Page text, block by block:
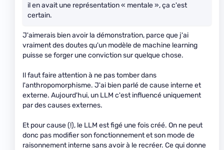
il en avait une représentation « mentale », ça c'est
certain.
J'aimerais bien avoir la démonstration, parce que j'ai
vraiment des doutes qu'un modèle de machine learning
puisse se forger une conviction sur quelque chose.
Il faut faire attention à ne pas tomber dans
l'anthropomorphisme. J'ai bien parlé de cause interne et
externe. Aujourd'hui, un LLM c'est influencé uniquement
par des causes externes.
Et pour cause (!), le LLM est figé une fois créé. On ne peut
donc pas modifier son fonctionnement et son mode de
raisonnement interne sans avoir à le recréer. Ce qui donne